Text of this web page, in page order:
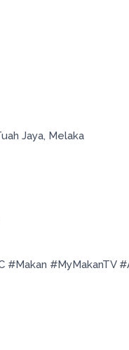
Jaya, Melaka
#MyMakanTV